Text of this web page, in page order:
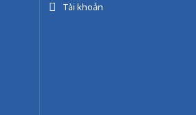
Tài khoản